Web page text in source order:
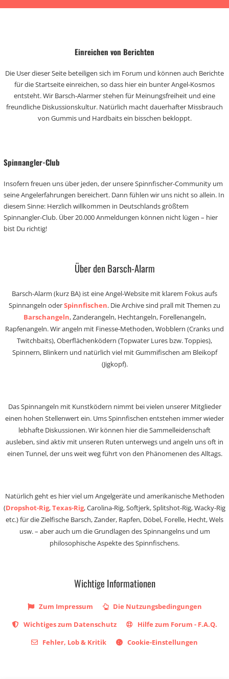
Einreichen von Berichten
Die User dieser Seite beteiligen sich im Forum und können auch Berichte
für die Startseite einreichen, so dass hier ein bunter Angel-Kosmos
entsteht. Wir Barsch-Alarmer stehen für Meinungsfreiheit und eine
freundliche Diskussionskultur. Natürlich macht dauerhafter Missbrauch
von Gummis und Hardbaits ein bisschen bekloppt.
Spinnangler-Club
Insofern freuen uns über jeden, der unsere Spinnfischer-Community um
seine Angelerfahrungen bereichert. Dann fühlen wir uns nicht so allein. In
diesem Sinne: Herzlich willkommen in Deutschlands größtem
Spinnangler-Club. Über 20.000 Anmeldungen können nicht lügen – hier
bist Du richtig!
Über den Barsch-Alarm
Barsch-Alarm (kurz BA) ist eine Angel-Website mit klarem Fokus aufs
Spinnangeln oderSpinnfischen. Die Archive sind prall mit Themen zu
Barschangeln, Zanderangeln, Hechtangeln, Forellenangeln,
Rapfenangeln. Wir angeln mit Finesse-Methoden, Wobblern (Cranks und
Twitchbaits), Oberflächenködern (Topwater Lures bzw. Toppies),
Spinnern, Blinkern und natürlich viel mit Gummifischen am Bleikopf
(Jigkopf).
Das Spinnangeln mit Kunstködern nimmt bei vielen unserer Mitglieder
einen hohen Stellenwert ein. Ums Spinnfischen entstehen immer wieder
lebhafte Diskussionen. Wir können hier die Sammelleidenschaft
ausleben, sind aktiv mit unseren Ruten unterwegs und angeln uns oft in
einen Tunnel, der uns weit weg führt von den Phänomenen des Alltags.
Natürlich geht es hier viel um Angelgeräte und amerikanische Methoden
(Dropshot-Rig,Texas-Rig, Carolina-Rig, Softjerk, Splitshot-Rig, Wacky-Rig
etc.) für die Zielfische Barsch, Zander, Rapfen, Döbel, Forelle, Hecht, Wels
usw. – aber auch um die Grundlagen des Spinnangelns und um
philosophische Aspekte des Spinnfischens.
Wichtige Informationen
Zum Impressum
Die Nutzungsbedingungen
Wichtiges zum Datenschutz
Hilfe zum Forum - F.A.Q.
Fehler, Lob & Kritik
Cookie-Einstellungen